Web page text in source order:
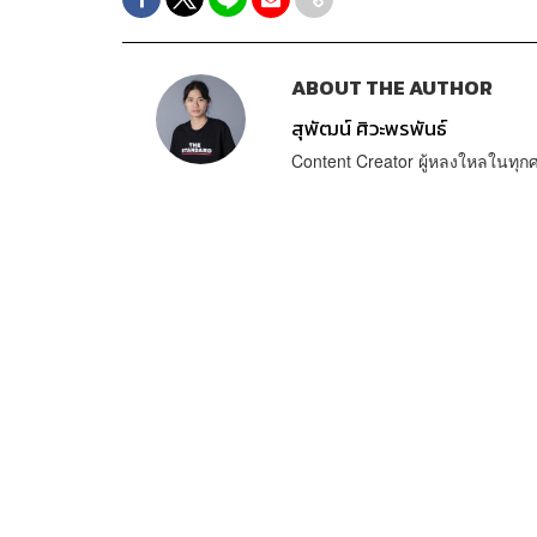
ABOUT THE AUTHOR
สุพัฒน์ ศิวะพรพันธ์
Content Creator ผู้หลงใหลใน